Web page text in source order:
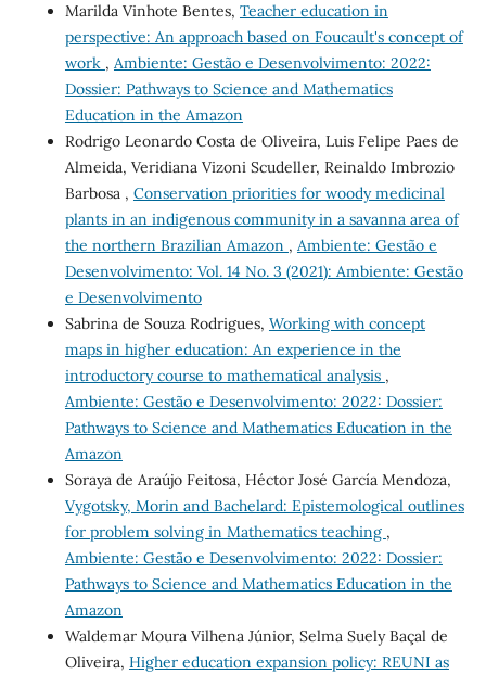
Marilda Vinhote Bentes, Teacher education in
perspective: An approach based on Foucault's concept of
work , Ambiente: Gestão e Desenvolvimento: 2022:
Dossier: Pathways to Science and Mathematics
Education in the Amazon
Rodrigo Leonardo Costa de Oliveira, Luis Felipe Paes de
Almeida, Veridiana Vizoni Scudeller, Reinaldo Imbrozio
Barbosa , Conservation priorities for woody medicinal
plants in an indigenous community in a savanna area of
the northern Brazilian Amazon , Ambiente: Gestão e
Desenvolvimento: Vol. 14 No. 3 (2021): Ambiente: Gestão
e Desenvolvimento
Sabrina de Souza Rodrigues, Working with concept
maps in higher education: An experience in the
introductory course to mathematical analysis ,
Ambiente: Gestão e Desenvolvimento: 2022: Dossier:
Pathways to Science and Mathematics Education in the
Amazon
Soraya de Araújo Feitosa, Héctor José García Mendoza,
Vygotsky, Morin and Bachelard: Epistemological outlines
for problem solving in Mathematics teaching ,
Ambiente: Gestão e Desenvolvimento: 2022: Dossier:
Pathways to Science and Mathematics Education in the
Amazon
Waldemar Moura Vilhena Júnior, Selma Suely Baçal de
Oliveira, Higher education expansion policy: REUNI as